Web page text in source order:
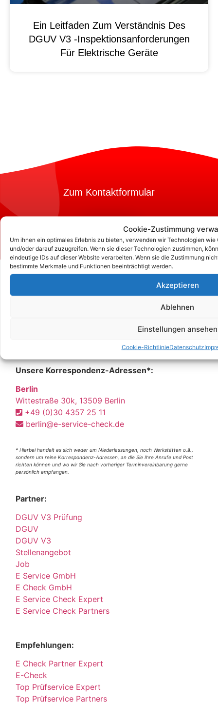
Cookie-Zustimmung
Um ihnen ein optimales Erlebnis zu bieten, verwenden wir Technologien
und/oder darauf zuzugreifen. Wenn sie dieser Technologien zustimmen,
eindeutige IDs auf dieser Website verarbeiten. Wenn sie die Zustimmung
bestimmte Merkmale und Funktionen beeinträchtigt werden.
Akzeptieren
Ablehnen
Einstellungen ansehen
Cookie-RichtlinieDatenschutz
Ein Leitfaden Zum Verständnis Des
DGUV V3 -Inspektionsanforderungen
Für Elektrische Geräte
Zum Kontaktformular
Unsere Korrespondenz-Adressen*:
Berlin
Wittestraße 30k, 13509 Berlin
+49 (0)30 4357 25 11
berlin@e-service-check.de
* Hierbei handelt es sich weder um Niederlassungen, noch Werkstätten o.ä.,
sondern um reine Korrespondenz-Adressen, an die Sie Ihre Anrufe und Post
richten können und wo wir Sie nach vorheriger Terminvereinbarung gerne
persönlich empfangen.
Partner:
DGUV V3 Prüfung
DGUV
DGUV V3
Stellenangebot
Job
E Service GmbH
E Check GmbH
E Service Check Expert
E Service Check Partners
Empfehlungen:
E Check Partner Expert
E-Check
Top Prüfservice Expert
Top Prüfservice Partners